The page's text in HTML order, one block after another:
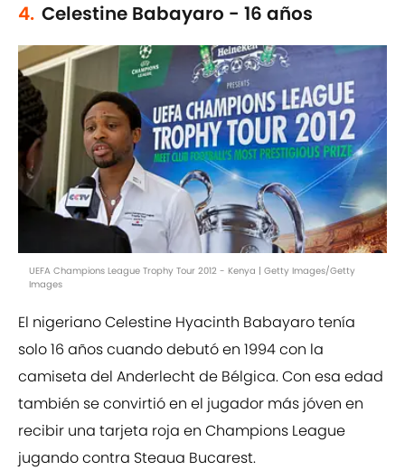
4. Celestine Babayaro - 16 años
UEFA Champions League Trophy Tour 2012 - Kenya | Getty Images/Getty
Images
El nigeriano Celestine Hyacinth Babayaro tenía
solo 16 años cuando debutó en 1994 con la
camiseta del Anderlecht de Bélgica. Con esa edad
también se convirtió en el jugador más jóven en
recibir una tarjeta roja en Champions League
jugando contra Steaua Bucarest.